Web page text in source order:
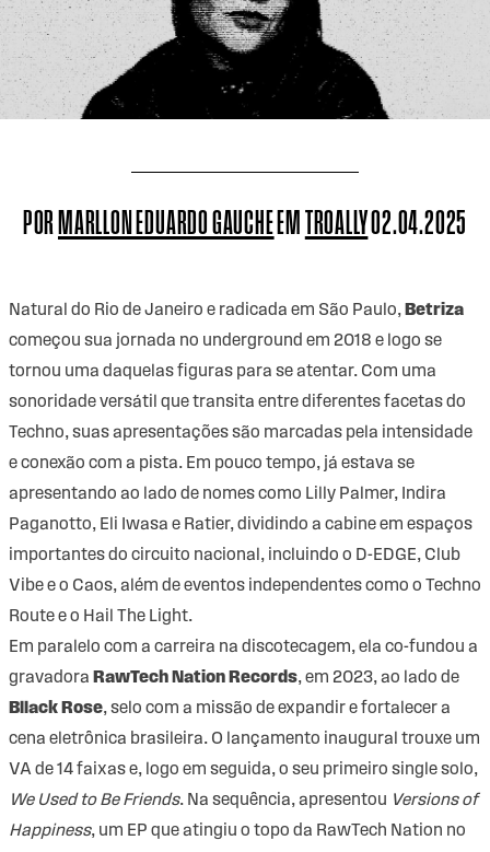
PORMARLLON EDUARDO GAUCHEEMTROALLY02.04.2025
Natural do Rio de Janeiro e radicada em São Paulo, Betriza
começou sua jornada no underground em 2018 e logo se
tornou uma daquelas figuras para se atentar. Com uma
sonoridade versátil que transita entre diferentes facetas do
Techno, suas apresentações são marcadas pela intensidade
e conexão com a pista. Em pouco tempo, já estava se
apresentando ao lado de nomes como Lilly Palmer, Indira
Paganotto, Eli Iwasa e Ratier, dividindo a cabine em espaços
importantes do circuito nacional, incluindo o D-EDGE, Club
Vibe e o Caos, além de eventos independentes como o Techno
Route e o Hail The Light.
Em paralelo com a carreira na discotecagem, ela co-fundou a
gravadora RawTech Nation Records, em 2023, ao lado de
Bllack Rose, selo com a missão de expandir e fortalecer a
cena eletrônica brasileira. O lançamento inaugural trouxe um
VA de 14 faixas e, logo em seguida, o seu primeiro single solo,
We Used to Be Friends. Na sequência, apresentou Versions of
Happiness, um EP que atingiu o topo da RawTech Nation no